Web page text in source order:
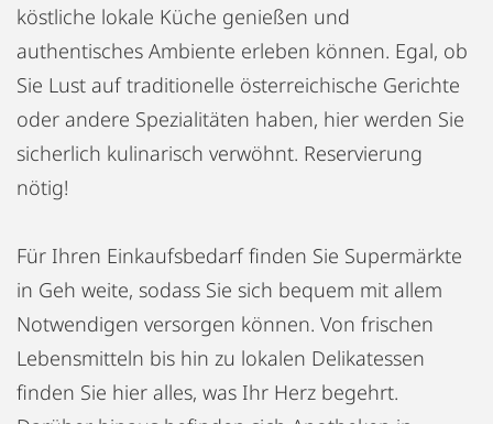
köstliche lokale Küche genießen und
authentisches Ambiente erleben können. Egal, ob
Sie Lust auf traditionelle österreichische Gerichte
oder andere Spezialitäten haben, hier werden Sie
sicherlich kulinarisch verwöhnt. Reservierung
nötig!
Für Ihren Einkaufsbedarf finden Sie Supermärkte
in Geh weite, sodass Sie sich bequem mit allem
Notwendigen versorgen können. Von frischen
Lebensmitteln bis hin zu lokalen Delikatessen
finden Sie hier alles, was Ihr Herz begehrt.